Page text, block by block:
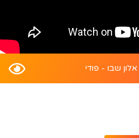
שבו - פודי